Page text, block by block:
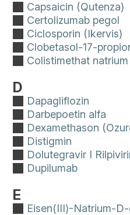
Capsaicin (Qutenza)
Certolizumab pegol
Ciclosporin (Ikervis)
Clobetasol-17-
Colistimethat
D
Dapagliflozin
Darbepoetin alfa
Dexamethason
Distigmin
Dolutegravir I
Dupilumab
E
Eisen(III)-Natrium-